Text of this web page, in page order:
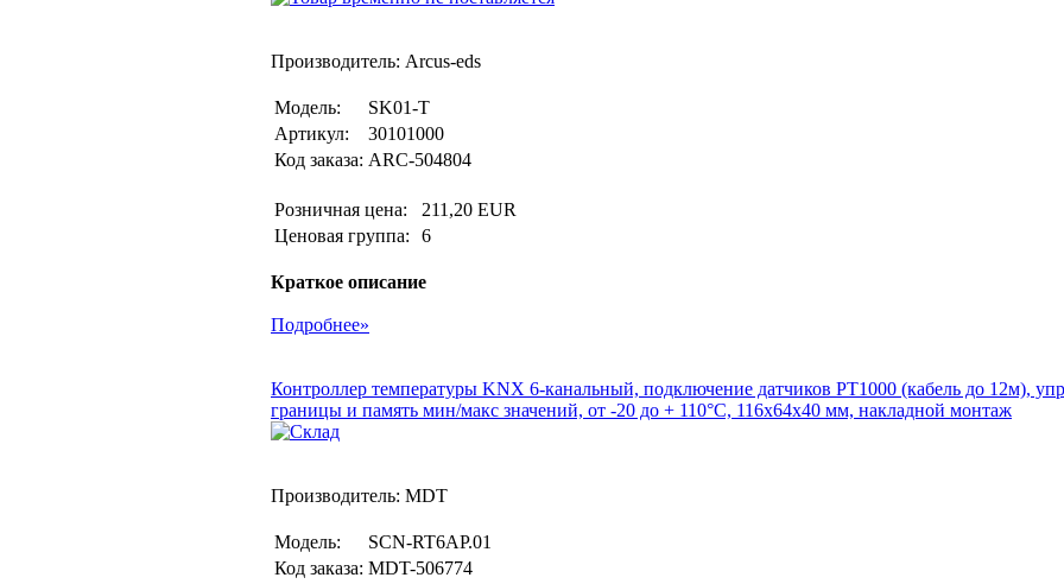
Производитель: Arcus-eds
Модель:
SK01-T
Артикул:
30101000
Код заказа: ARC-504804
Розничная цена:
211,20 EUR
Ценовая группа:
6
Краткое описание
Подробнее»
Контроллер температуры KNX 6-канальный, подключение датчиков PT1000 (кабель до 12м),
границы и память мин/макс значений, от -20 до + 110°С, 116x64x40 мм, накладной монтаж
Производитель: MDT
Модель:
SCN-RT6AP.01
Код заказа: MDT-506774